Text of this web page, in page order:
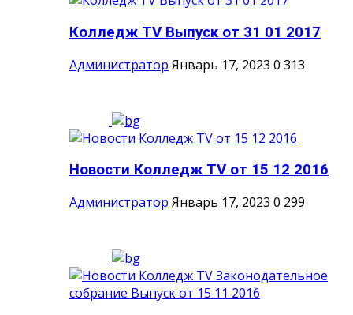
Колледж TV Выпуск от 31 01 2017
Администратор Январь 17, 2023 0 313
Новости Колледж TV от 15 12 2016
Администратор Январь 17, 2023 0 299